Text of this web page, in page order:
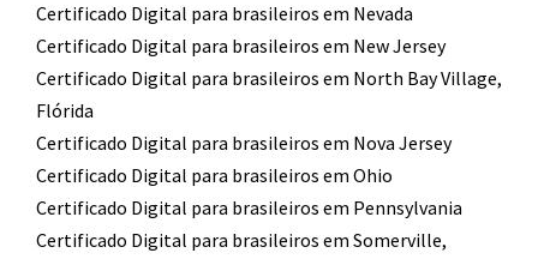
Certificado Digital para brasileiros em Nevada
Certificado Digital para brasileiros em New Jersey
Certificado Digital para brasileiros em North Bay Village,
Flórida
Certificado Digital para brasileiros em Nova Jersey
Certificado Digital para brasileiros em Ohio
Certificado Digital para brasileiros em Pennsylvania
Certificado Digital para brasileiros em Somerville,